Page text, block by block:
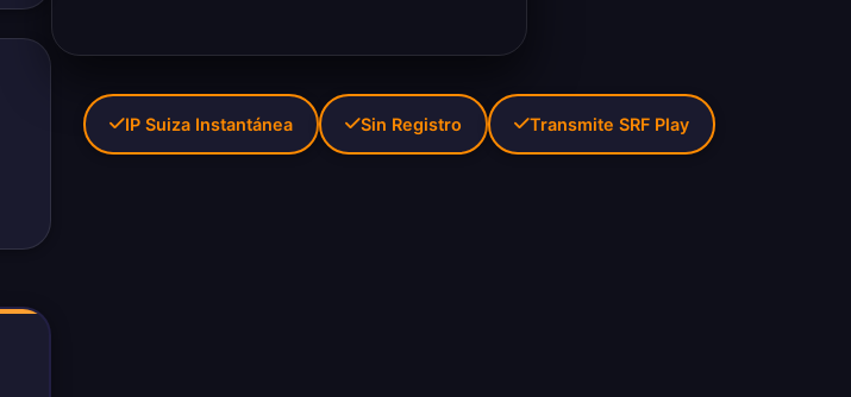
IP Suiza Instantánea Sin Registro Transmite SRF Play